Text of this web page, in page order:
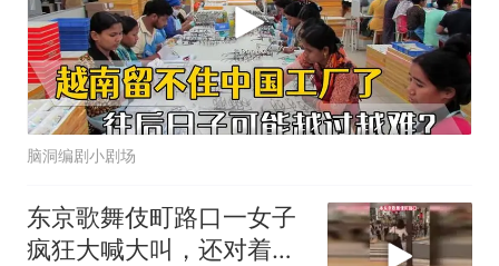
脑洞编剧小剧场
东京歌舞伎町路口一女子
疯狂大喊大叫，还对着电